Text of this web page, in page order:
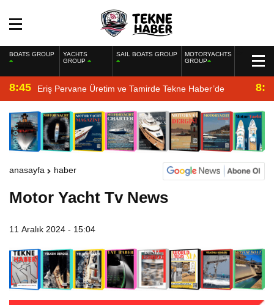
BOATS GROUP
YACHTS
GROUP
SAIL BOATS GROUP
MOTORYACHTS
GROUP
8:45 Eriş Pervane Üretim ve Tamirde Tekne Haber’de
anasayfa haber
Motor Yacht Tv News
11 Aralık 2024 - 15:04